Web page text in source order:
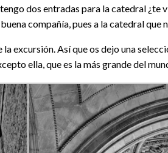
dos entradas para la catedral ¿te
compañía, pues a la catedral que
excursión. Así que os dejo una
ella, que es la más grande del